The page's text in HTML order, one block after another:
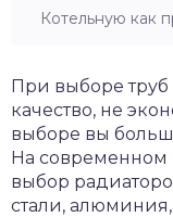
Котельную как
При выборе
качество, не
выборе вы
На
выбор
стали,